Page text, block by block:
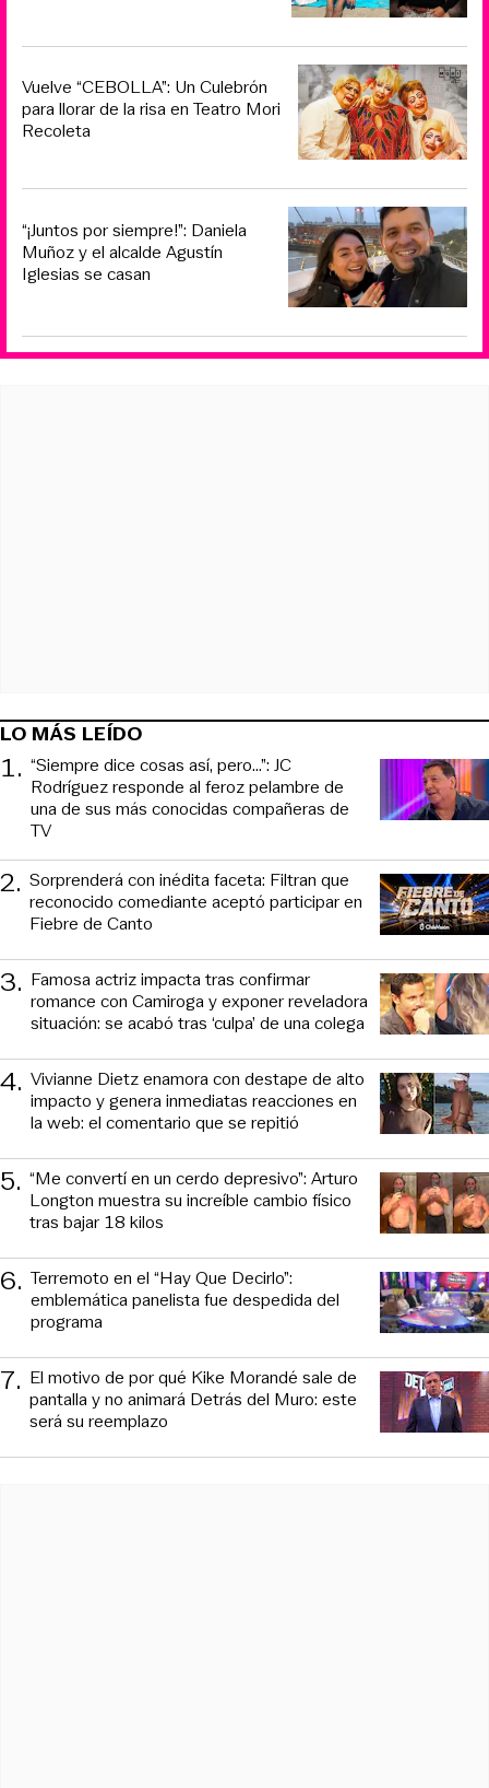
Vuelve “CEBOLLA”: Un Culebrón
para llorar de la risa en Teatro Mori
Recoleta
“¡Juntos por siempre!”: Daniela
Muñoz y el alcalde Agustín
Iglesias se casan
LO MÁS LEÍDO
1. “Siempre dice cosas así, pero...”: JC
Rodríguez responde al feroz pelambre de
una de sus más conocidas compañeras de
TV
2. Sorprenderá con inédita faceta: Filtran que
reconocido comediante aceptó participar en
Fiebre de Canto
3. Famosa actriz impacta tras confirmar
romance con Camiroga y exponer reveladora
situación: se acabó tras ‘culpa’ de una colega
4. Vivianne Dietz enamora con destape de alto
impacto y genera inmediatas reacciones en
la web: el comentario que se repitió
5. “Me convertí en un cerdo depresivo”: Arturo
Longton muestra su increíble cambio físico
tras bajar 18 kilos
6. Terremoto en el “Hay Que Decirlo”:
emblemática panelista fue despedida del
programa
7. El motivo de por qué Kike Morandé sale de
pantalla y no animará Detrás del Muro: este
será su reemplazo